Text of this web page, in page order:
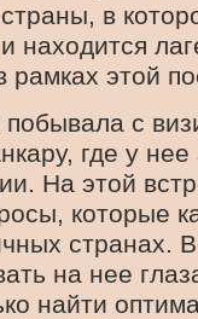
страны, в
и находится
этой
с
где у
На этой
которые
странах.
на нее
найти